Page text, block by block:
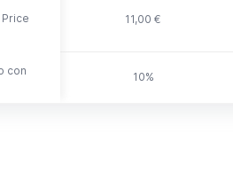
con
11,00 €
con
10%